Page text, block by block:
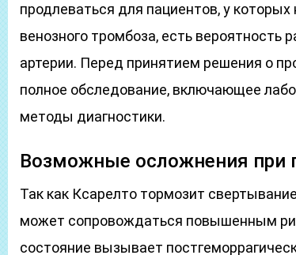
продлеваться для пациентов, у
венозного тромбоза, есть вероятность
артерии. Перед принятием решения о
полное обследование, включающее
методы диагностики.
Возможные осложнения при
Так как Ксарелто тормозит
может сопровождаться повышенным
состояние вызывает